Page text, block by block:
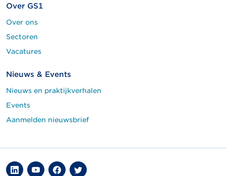
Over GS1
Over ons
Sectoren
Vacatures
Nieuws & Events
Nieuws en praktijkverhalen
Events
Aanmelden nieuwsbrief